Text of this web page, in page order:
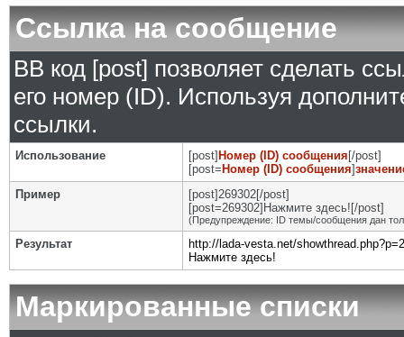
Ссылка на сообщение
BB код [post] позволяет сделать
его номер (ID). Используя
ссылки.
Использование [post] Номер (ID) сообщения [/post]
[post= Номер (ID) сообщения]
Пример
[post]269302[/post]
[post=269302]Нажмите здесь![/post]
(Предупреждение: ID темы/сообщения дан
Результат
http://lada-vesta.net/
Нажмите здесь!
Маркированные списки